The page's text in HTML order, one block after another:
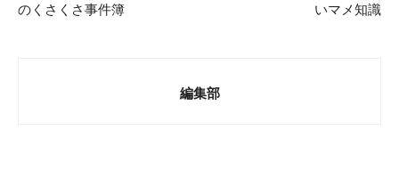
のくさくさ事件簿
いマメ知識
編集部